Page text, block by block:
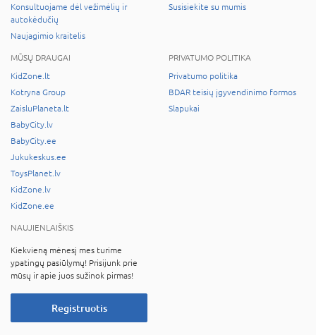
Konsultuojame dėl vežimėlių ir
autokėdučių
Naujagimio kraitelis
Susisiekite su mumis
MŪSŲ DRAUGAI
KidZone.lt
Kotryna Group
ZaisluPlaneta.lt
BabyCity.lv
BabyCity.ee
Jukukeskus.ee
ToysPlanet.lv
KidZone.lv
KidZone.ee
PRIVATUMO POLITIKA
Privatumo politika
BDAR teisių įgyvendinimo formos
Slapukai
NAUJIENLAIŠKIS
Kiekvieną mėnesį mes turime
ypatingų pasiūlymų! Prisijunk prie
mūsų ir apie juos sužinok pirmas!
Registruotis